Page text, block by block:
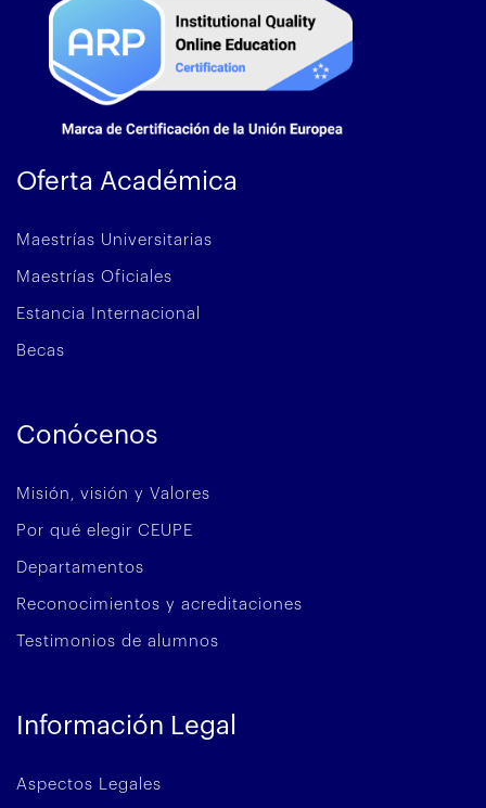
Oferta Académica
Maestrías Universitarias
Maestrías Oficiales
Estancia Internacional
Becas
Conócenos
Misión, visión y Valores
Por qué elegir CEUPE
Departamentos
Reconocimientos y acreditaciones
Testimonios de alumnos
Información Legal
Aspectos Legales